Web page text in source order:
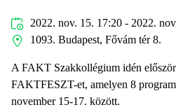
2022. nov. 15. 17:20 - 2022.
1093. Budapest, Fővám tér 8.
A FAKT Szakkollégium idén
FAKTFESZT-et, amelyen 8
november 15-17. között.